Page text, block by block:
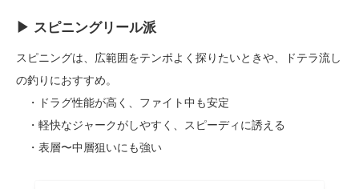
▶ スピニングリール派
スピニングは、広範囲をテンポよく探りたいときや、ドテラ流し
の釣りにおすすめ。
・ドラグ性能が高く、ファイト中も安定
・軽快なジャークがしやすく、スピーディに誘える
・表層〜中層狙いにも強い